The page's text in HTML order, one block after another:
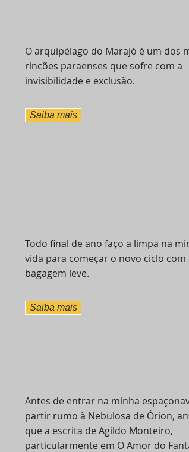
O arquipélago do Marajó é um dos
rincões paraenses que sofre com a
invisibilidade e exclusão.
Saiba mais
Todo final de ano faço a limpa na
vida para começar o novo ciclo com
bagagem leve.
Saiba mais
Antes de entrar na minha
partir rumo à Nebulosa de Órion,
que a escrita de Agildo Monteiro,
particularmente em O Amor do